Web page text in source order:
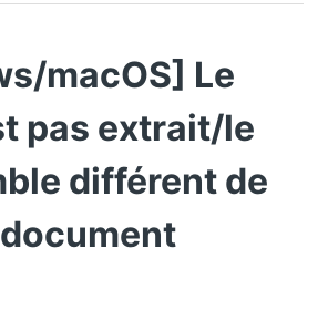
macOS] Le
pas extrait/le
différent de